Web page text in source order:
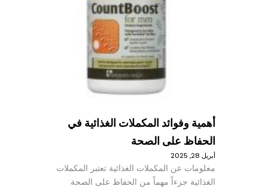
أهمية وفوائد المكملات الغذائية في
الحفاظ على الصحة
أبريل 28, 2025
معلومات عن المكملات الغذائية تعتبر المكملات
الغذائية جزءاً مهماً من الحفاظ على الصحة